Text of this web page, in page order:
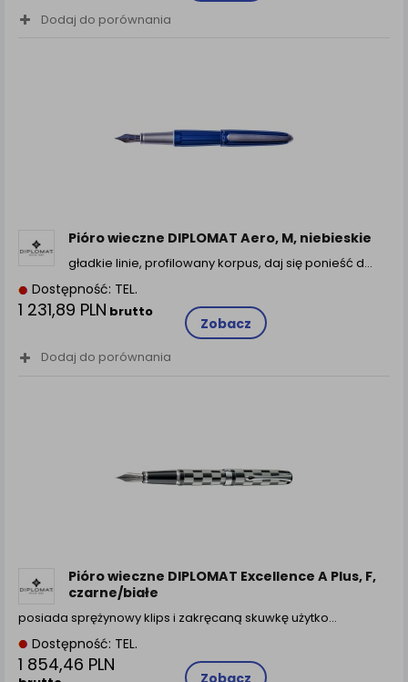
Dodaj do porównania
Pióro wieczne DIPLOMAT Aero, M, niebieskie
gładkie linie, profilowany korpus, daj się ponieść d...
Dostępność: TEL.
1 231,89 PLN brutto
Zobacz
Dodaj do porównania
Pióro wieczne DIPLOMAT Excellence A Plus, F,
czarne/białe
posiada sprężynowy klips i zakręcaną skuwkę użytko...
Dostępność: TEL.
1 854,46 PLN
Zobacz